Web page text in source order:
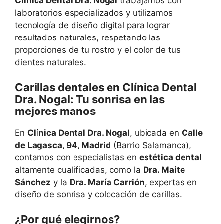
laboratorios especializados y utilizamos
tecnología de diseño digital para lograr
resultados naturales, respetando las
proporciones de tu rostro y el color de tus
dientes naturales.
Carillas dentales en Clínica Dental
Dra. Nogal: Tu sonrisa en las
mejores manos
En Clínica Dental Dra. Nogal, ubicada en Calle
de Lagasca, 94, Madrid (Barrio Salamanca),
contamos con especialistas en estética dental
altamente cualificadas, como la Dra. Maite
Sánchez y la Dra. María Carrión, expertas en
diseño de sonrisa y colocación de carillas.
¿Por qué elegirnos?